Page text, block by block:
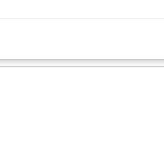
własnego portfela oraz